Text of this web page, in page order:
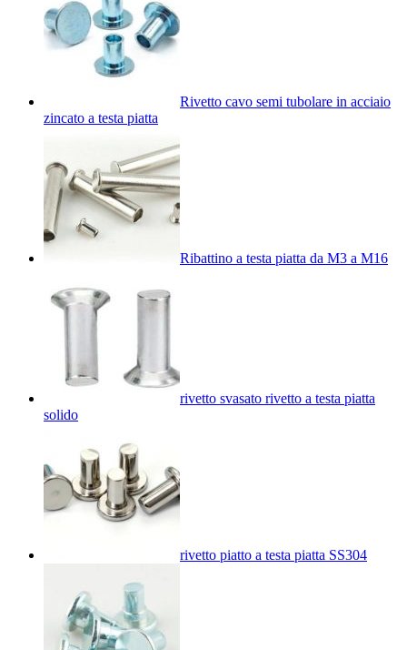
Rivetto cavo semi tubolare in acciaio
zincato a testa piatta
Ribattino a testa piatta da M3 a M16
rivetto svasato rivetto a testa piatta
solido
rivetto piatto a testa piatta SS304